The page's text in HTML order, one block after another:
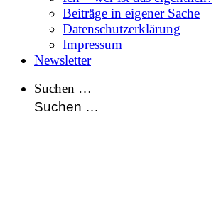
Beiträge in eigener Sache
Datenschutzerklärung
Impressum
Newsletter
Suchen …